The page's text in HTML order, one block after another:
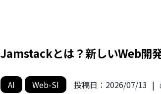
Jamstackとは？新しいWeb開
AI Web-SI 投稿日： 2026/07/13 |